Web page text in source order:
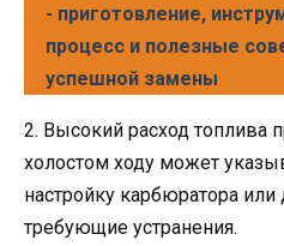
- приготовление,
процесс и полезные
успешной замены
2. Высокий расход топлива
холостом ходу может
настройку карбюратора
требующие устранения.